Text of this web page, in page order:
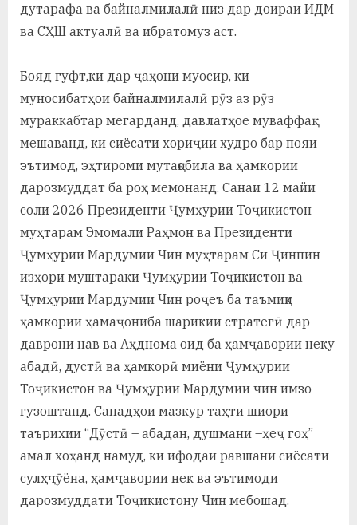
дутарафа ва байналмилалӣ низ дар доираи ИДМ
ва СҲШ актуалӣ ва ибратомуз аст.
Бояд гуфт,ки дар ҷаҳони муосир, ки
муносибатҳои байналмилалӣ рӯз аз рӯз
мураккабтар мегарданд, давлатҳое муваффақ
мешаванд, ки сиёсати хориҷии худро бар пояи
эътимод, эҳтироми мутақобила ва ҳамкории
дарозмуддат ба роҳ мемонанд. Санаи 12 майи
соли 2026 Президенти Ҷумҳурии Тоҷикистон
муҳтарам Эмомали Раҳмон ва Президенти
Ҷумҳурии Мардумии Чин муҳтарам Си Ҷинпин
изҳори муштараки Ҷумҳурии Тоҷикистон ва
Ҷумҳурии Мардумии Чин роҷеъ ба таъмиқи
ҳамкории ҳамаҷониба шарикии стратегӣ дар
даврони нав ва Аҳднома оид ба ҳамҷавории неку
абадӣ, дустӣ ва ҳамкорӣ миёни Ҷумҳурии
Тоҷикистон ва Ҷумҳурии Мардумии чин имзо
гузоштанд. Санадҳои мазкур таҳти шиори
таърихии “Дӯстӣ – абадан, душмани –ҳеҷ гоҳ”
амал хоҳанд намуд, ки ифодаи равшани сиёсати
сулҳҷӯёна, ҳамҷавории нек ва эътимоди
дарозмуддати Тоҷикистону Чин мебошад.